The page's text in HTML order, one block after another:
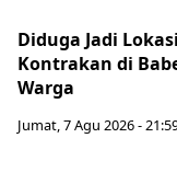
Diduga Jadi
Kontrakan di
Warga
Jumat, 7 Agu 2026 -